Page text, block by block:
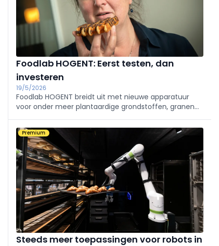
Foodlab HOGENT: Eerst testen, dan
investeren
19/5/2026
Foodlab HOGENT breidt uit met nieuwe apparatuur
voor onder meer plantaardige grondstoffen, granen
en voedselreststromen. "Zo versterken we de keten
van oogst tot verwerking", zegt Delina Van Laere.
Premium
Steeds meer toepassingen voor robots in